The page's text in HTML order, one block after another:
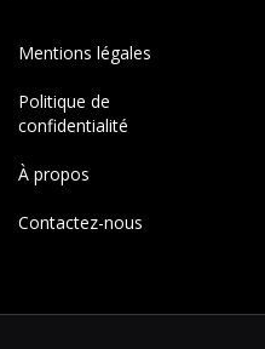
Mentions légales
Politique de
confidentialité
À propos
Contactez-nous